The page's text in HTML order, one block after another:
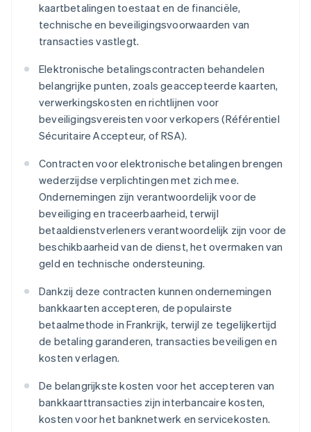
kaartbetalingen toestaat en de financiële,
technische en beveiligingsvoorwaarden van
transacties vastlegt.
Elektronische betalingscontracten behandelen
belangrijke punten, zoals geaccepteerde kaarten,
verwerkingskosten en richtlijnen voor
beveiligingsvereisten voor verkopers (Référentiel
Sécuritaire Accepteur, of RSA).
Contracten voor elektronische betalingen brengen
wederzijdse verplichtingen met zich mee.
Ondernemingen zijn verantwoordelijk voor de
beveiliging en traceerbaarheid, terwijl
betaaldienstverleners verantwoordelijk zijn voor de
beschikbaarheid van de dienst, het overmaken van
geld en technische ondersteuning.
Dankzij deze contracten kunnen ondernemingen
bankkaarten accepteren, de populairste
betaalmethode in Frankrijk, terwijl ze tegelijkertijd
de betaling garanderen, transacties beveiligen en
kosten verlagen.
De belangrijkste kosten voor het accepteren van
bankkaarttransacties zijn interbancaire kosten,
kosten voor het banknetwerk en servicekosten.